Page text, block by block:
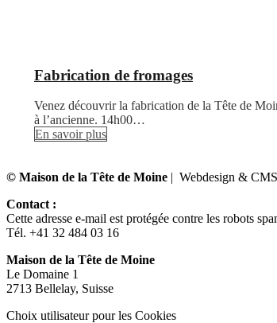
Fabrication de fromages
Venez découvrir la fabrication de la Tête de
à l’ancienne. 14h00…
En savoir plus
© Maison de la Tête de Moine | Webdesign &
Contact :
Cette adresse e-mail est protégée contre les robots
Tél. +41 32 484 03 16
Maison de la Tête de Moine
Le Domaine 1
2713 Bellelay, Suisse
Choix utilisateur pour les Cookies